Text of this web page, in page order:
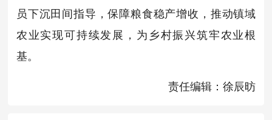
员下沉田间指导，保障粮食稳产增收，推动镇域
农业实现可持续发展，为乡村振兴筑牢农业根
基。
责任编辑：徐辰昉